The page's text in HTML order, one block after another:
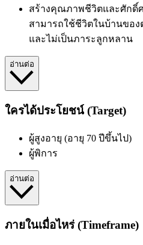
สร้างคุณภาพชีวิตและศักดิ์
สามารถใช้ชีวิตในบ้านของ
และไม่เป็นภาระลูกหลาน
อ่านต่อ
ใครได้ประโยชน์ (Target)
ผู้สูงอายุ (อายุ 70 ปีขึ้นไป)
ผู้พิการ
อ่านต่อ
ภายในเมื่อไหร่ (Timeframe)